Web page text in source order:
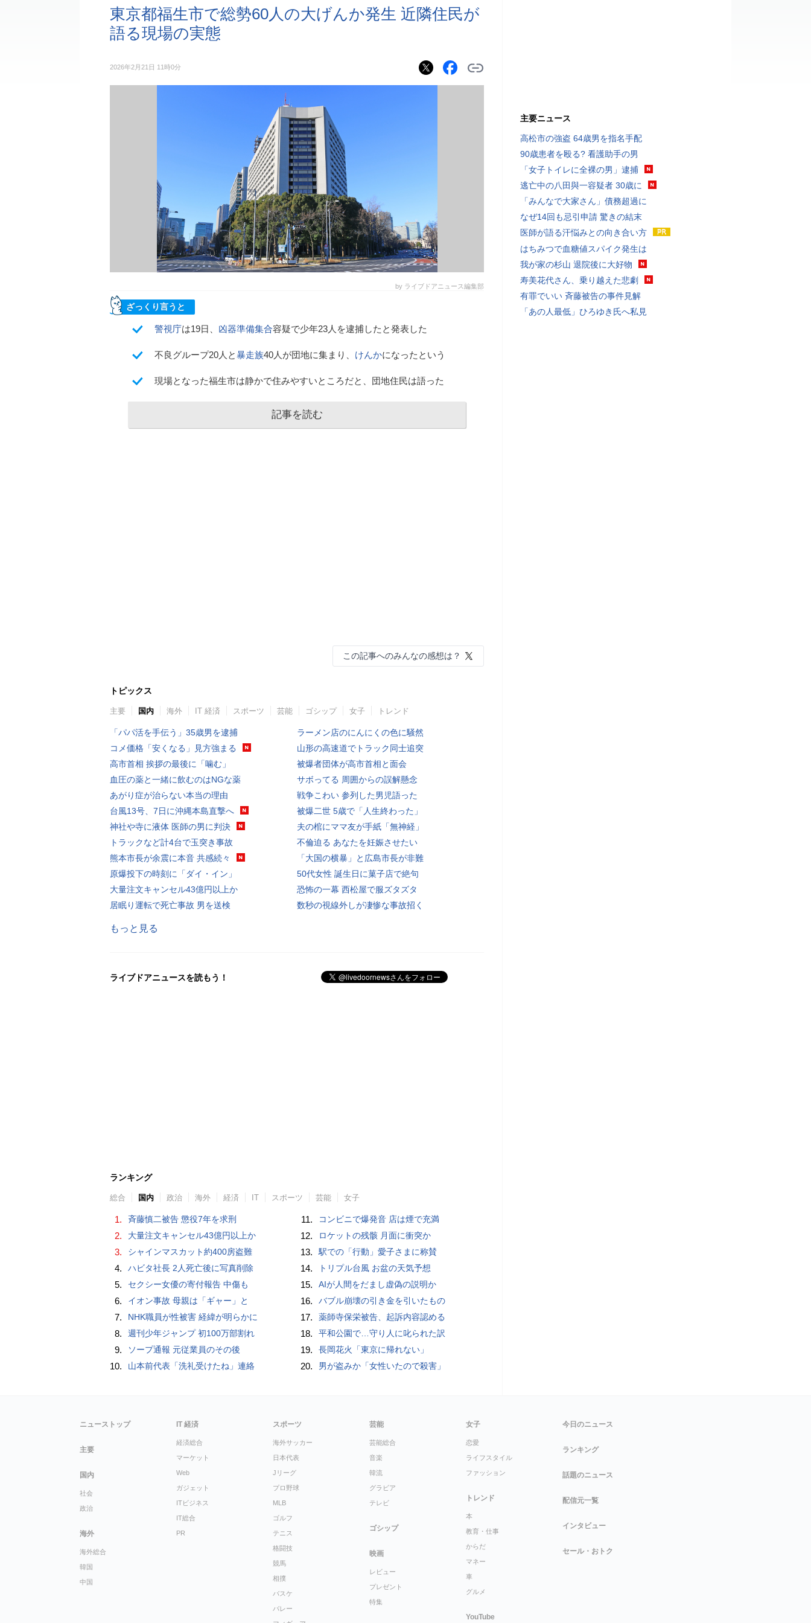
東京都福生市で総勢60人の大げんか発生 近隣住民が
語る現場の実態
2026年2月21日 11時0分
by ライブドアニュース編集部
ざっくり言うと
警視庁は19日、 凶器準備集合容疑で少年23人を逮捕したと発表した
不良グループ20人と暴走族40人が団地に集まり、 けんかになったという
現場となった福生市は静かで住みやすいところだと、団地住民は語った
記事を読む
この記事へのみんなの感想は？
トピックス
主要 国内 海外 IT 経済 スポーツ 芸能 ゴシップ 女子 トレンド
「パパ活を手伝う」35歳男を逮捕
コメ価格「安くなる」見方強まる
高市首相 挨拶の最後に「噛む」
血圧の薬と一緒に飲むのはNGな薬
あがり症が治らない本当の理由
台風13号、7日に沖縄本島直撃へ
神社や寺に液体 医師の男に判決
トラックなど計4台で玉突き事故
熊本市長が余震に本音 共感続々
原爆投下の時刻に「ダイ・イン」
大量注文キャンセル43億円以上か
居眠り運転で死亡事故 男を送検
ラーメン店のにんにくの色に騒然
山形の高速道でトラック同士追突
被爆者団体が高市首相と面会
サボってる 周囲からの誤解懸念
戦争こわい 参列した男児語った
被爆二世 5歳で「人生終わった」
夫の棺にママ友が手紙「無神経」
不倫迫る あなたを妊娠させたい
「大国の横暴」と広島市長が非難
50代女性 誕生日に菓子店で絶句
恐怖の一幕 西松屋で服ズタズタ
数秒の視線外しが凄惨な事故招く
もっと見る
ライブドアニュースを読もう！
ランキング
総合 国内 政治 海外 経済 IT スポーツ 芸能 女子
1. 斉藤慎二被告 懲役7年を求刑
2. 大量注文キャンセル43億円以上か
3. シャインマスカット約400房盗難
4. ハビタ社長 2人死亡後に写真削除
5. セクシー女優の寄付報告 中傷も
6. イオン事故 母親は「ギャー」と
7. NHK職員が性被害 経緯が明らかに
8. 週刊少年ジャンプ 初100万部割れ
9. ソープ通報 元従業員のその後
10. 山本前代表「洗礼受けたね」連絡
11. コンビニで爆発音 店は煙で充満
12. ロケットの残骸 月面に衝突か
13. 駅での「行動」愛子さまに称賛
14. トリプル台風 お盆の天気予想
15. AIが人間をだまし虚偽の説明か
16. バブル崩壊の引き金を引いたもの
17. 薬師寺保栄被告、起訴内容認める
18. 平和公園で…守り人に叱られた訳
19. 長岡花火「東京に帰れない」
20. 男が盗みか「女性いたので殺害」
主要ニュース
高松市の強盗 64歳男を指名手配
90歳患者を殴る? 看護助手の男
「女子トイレに全裸の男」逮捕
逃亡中の八田與一容疑者 30歳に
「みんなで大家さん」債務超過に
なぜ14回も忌引申請 驚きの結末
医師が語る汗悩みとの向き合い方
はちみつで血糖値スパイク発生は
我が家の杉山 退院後に大好物
寿美花代さん、乗り越えた悲劇
有罪でいい 斉藤被告の事件見解
「あの人最低」ひろゆき氏へ私見
ニューストップ
主要
国内
社会
政治
海外
海外総合
韓国
中国
IT 経済
経済総合
マーケット
Web
ガジェット
ITビジネス
IT総合
PR
スポーツ
海外サッカー
日本代表
Jリーグ
プロ野球
MLB
ゴルフ
テニス
格闘技
競馬
相撲
バスケ
バレー
芸能
芸能総合
音楽
韓流
グラビア
テレビ
ゴシップ
映画
レビュー
プレゼント
特集
女子
恋愛
ライフスタイル
ファッション
トレンド
本
教育・仕事
からだ
マネー
車
グルメ
YouTube
今日のニュース
ランキング
話題のニュース
配信元一覧
インタビュー
セール・おトク